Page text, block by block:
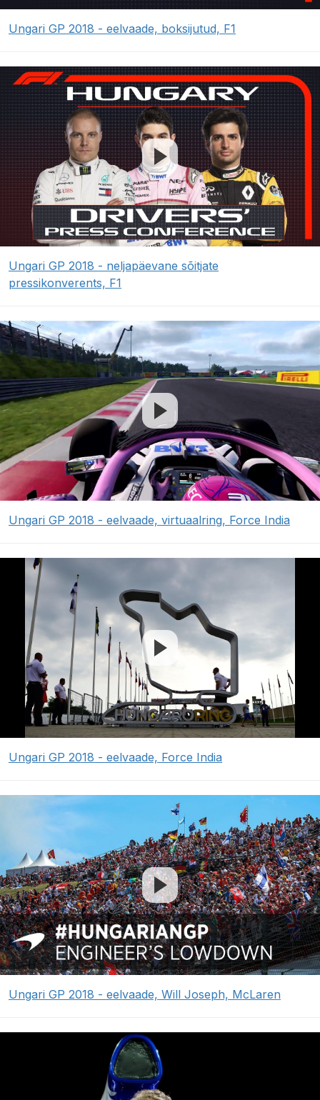
Ungari GP 2018 - eelvaade, boksijutud, F1
Ungari GP 2018 - neljapäevane sõitjate
pressikonverents, F1
Ungari GP 2018 - eelvaade, virtuaalring, Force India
Ungari GP 2018 - eelvaade, Force India
Ungari GP 2018 - eelvaade, Will Joseph, McLaren